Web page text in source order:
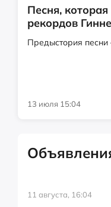
Песня,
рекордов
Предыстория
13 июля 15:04
11 августа, 16:04